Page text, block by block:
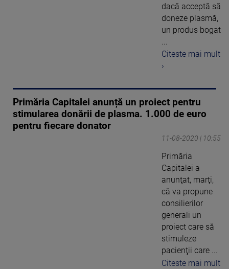
dacă acceptă să
doneze plasmă,
un produs bogat
...
Citeste mai mult
›
Primăria Capitalei anunță un proiect pentru
stimularea donării de plasma. 1.000 de euro
pentru fiecare donator
11-08-2020 | 10:55
Primăria
Capitalei a
anunţat, marţi,
că va propune
consilierilor
generali un
proiect care să
stimuleze
pacienţii care ...
Citeste mai mult